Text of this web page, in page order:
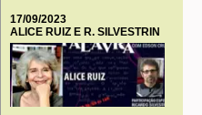
17/09/2023
ALICE RUIZ E R. SILVESTRIN